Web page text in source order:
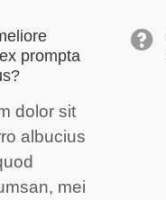
prompta
dolor sit
albucius
mei